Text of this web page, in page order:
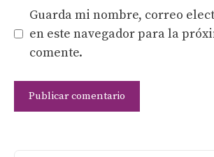
Guarda mi nombre, correo
en este navegador para la
comente.